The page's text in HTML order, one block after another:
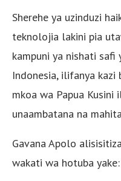
Sherehe ya uzinduzi
teknolojia lakini pia
kampuni ya nishati
Indonesia, ilifanya kazi
mkoa wa Papua Kusini
unaambatana na
Gavana Apolo
wakati wa hotuba yake: